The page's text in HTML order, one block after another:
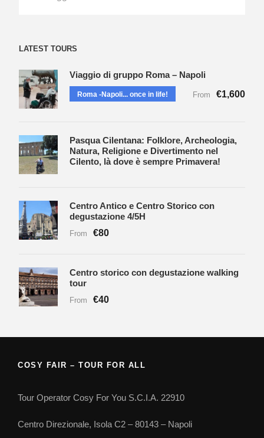
LATEST TOURS
Viaggio di gruppo Roma – Napoli
Roma -Napoli... once in life! From €1,600
Pasqua Cilentana: Folklore, Archeologia,
Natura, Religione e Divertimento nel
Cilento, là dove è sempre Primavera!
Centro Antico e Centro Storico con
degustazione 4/5H
From €80
Centro storico con degustazione walking
tour
From €40
COSY FAIR – TOUR FOR ALL
Tour Operator Cosy For You S.C.I.A. 22910
Centro Direzionale, Isola C2 – 80143 – Napoli